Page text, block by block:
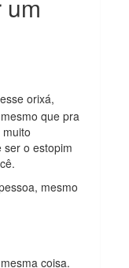
orixá,
que pra
ser o estopim
mesmo
coisa.